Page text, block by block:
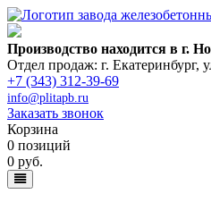
Производство находится в г.
Отдел продаж: г. Екатеринбург,
+7 (343) 312-39-69
info@plitapb.ru
Заказать звонок
Корзина
0 позиций
0 руб.